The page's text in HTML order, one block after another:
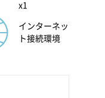
x1
インターネッ
ト接続環境